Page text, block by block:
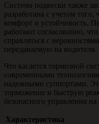
Система подвески также
разработана с учетом
комфорт и устойчивость.
работают согласованно,
справляться с
передаваемую на водителя.
Что касается тормозной
современными
надежными суппортами.
торможение и быструю
безопасного управления
Характеристика